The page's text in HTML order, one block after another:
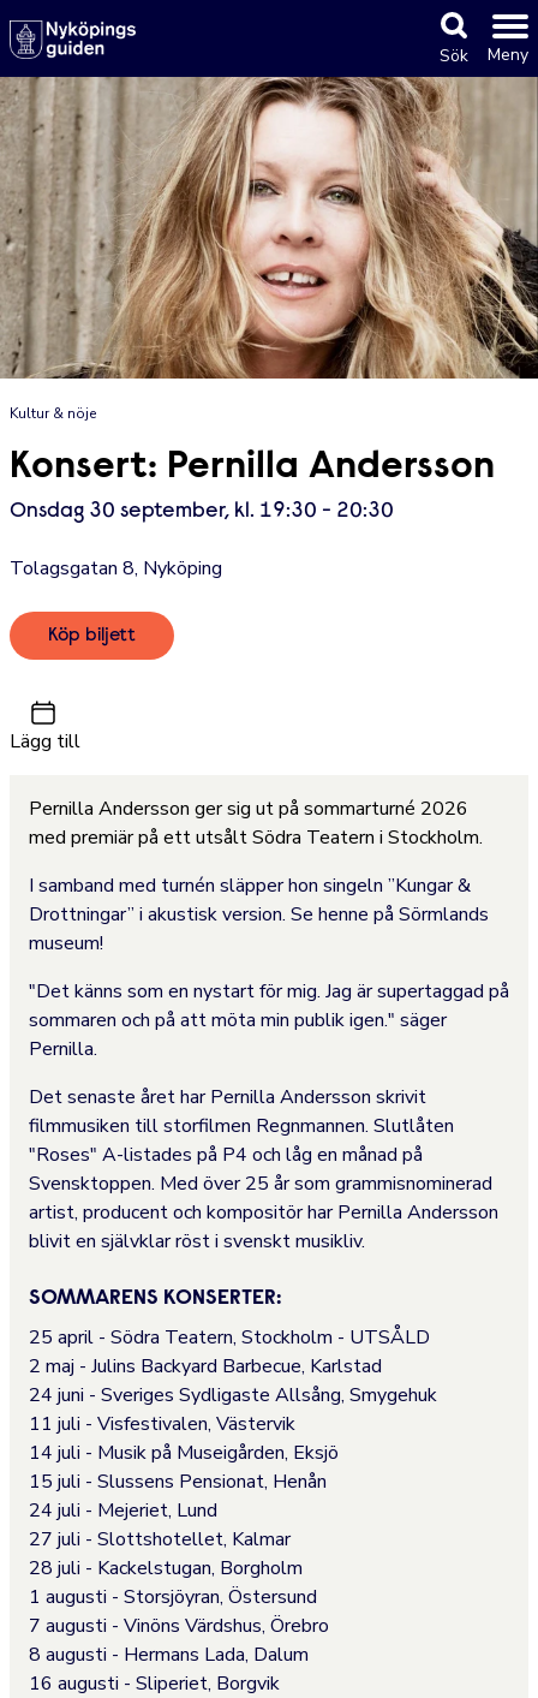
Sök Meny
Kultur & nöje
Konsert: Pernilla Andersson
Onsdag 30 september, kl. 19:30 - 20:30
Tolagsgatan 8, Nyköping
Köp biljett
Lägg till
Pernilla Andersson ger sig ut på sommarturné 2026
med premiär på ett utsålt Södra Teatern i Stockholm.
I samband med turnén släpper hon singeln ”Kungar &
Drottningar” i akustisk version. Se henne på Sörmlands
museum!
"Det känns som en nystart för mig. Jag är supertaggad på
sommaren och på att möta min publik igen." säger
Pernilla.
Det senaste året har Pernilla Andersson skrivit
filmmusiken till storfilmen Regnmannen. Slutlåten
"Roses" A-listades på P4 och låg en månad på
Svensktoppen. Med över 25 år som grammisnominerad
artist, producent och kompositör har Pernilla Andersson
blivit en självklar röst i svenskt musikliv.
SOMMARENS KONSERTER:
25 april - Södra Teatern, Stockholm - UTSÅLD
2 maj - Julins Backyard Barbecue, Karlstad
24 juni - Sveriges Sydligaste Allsång, Smygehuk
11 juli - Visfestivalen, Västervik
14 juli - Musik på Museigården, Eksjö
15 juli - Slussens Pensionat, Henån
24 juli - Mejeriet, Lund
27 juli - Slottshotellet, Kalmar
28 juli - Kackelstugan, Borgholm
1 augusti - Storsjöyran, Östersund
7 augusti - Vinöns Värdshus, Örebro
8 augusti - Hermans Lada, Dalum
16 augusti - Sliperiet, Borgvik